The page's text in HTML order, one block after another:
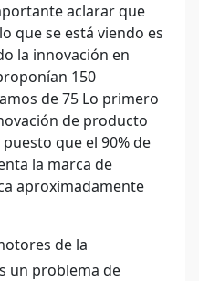
aclarar que
que se está viendo es
la innovación en
150
de 75 Lo primero
de producto
que el 90% de
la marca de
aproximadamente
de la
un problema de